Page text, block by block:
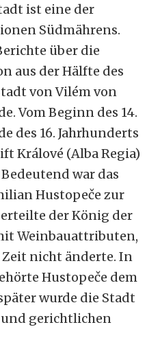
ist eine der
Südmährens.
über die
aus der Hälfte des
von Vilém von
Vom Beginn des 14.
des 16. Jahrhunderts
Králové (Alba Regia)
war das
Hustopeče zur
der König der
Weinbauattributen,
nicht änderte. In
Hustopeče dem
wurde die Stadt
gerichtlichen